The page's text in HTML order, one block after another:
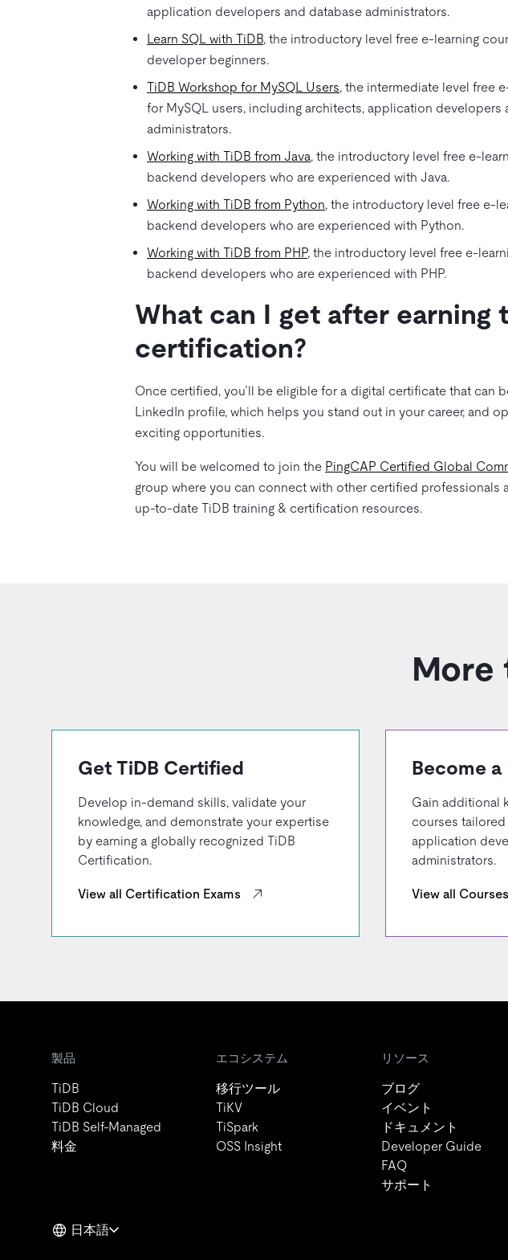
application developers and database administrators.
Learn SQL with TiDB, the introductory level free e-learning
developer beginners.
TiDB Workshop for MySQL Users, the intermediate level free
for MySQL users, including architects, application developers
administrators.
Working with TiDB from Java, the introductory level free e-
backend developers who are experienced with Java.
Working with TiDB from Python, the introductory level free e-
backend developers who are experienced with Python.
Working with TiDB from PHP, the introductory level free e-
backend developers who are experienced with PHP.
What can I get after earning
certification?
Once certified, you’ll be eligible for a digital certificate that can
LinkedIn profile, which helps you stand out in your career, and
exciting opportunities.
You will be welcomed to join the PingCAP Certified Global
group where you can connect with other certified professionals
up-to-date TiDB training & certification resources.
More
Get TiDB Certified
Develop in-demand skills, validate your
knowledge, and demonstrate your expertise
by earning a globally recognized TiDB
Certification.
View all Certification Exams
Become a
Gain additional
courses
application
administrators.
View all Courses
製品
TiDB
TiDB Cloud
TiDB Self-Managed
料金
日本語
エコシステム
移行ツール
TiKV
TiSpark
OSS Insight
リソース
ブログ
イベント
ドキュメント
Developer Guide
FAQ
サポート